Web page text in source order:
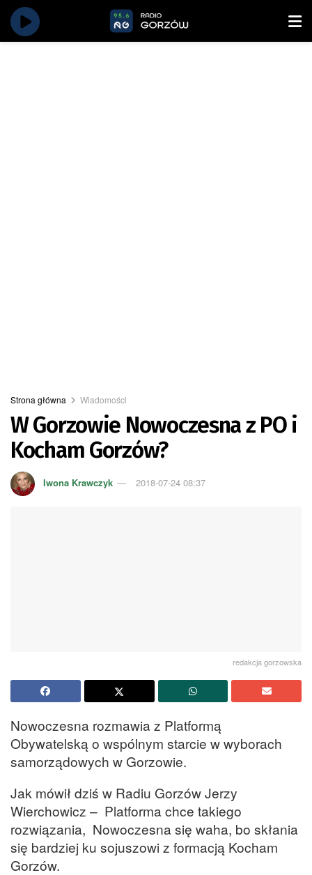
Strona główna Wiadomości
W Gorzowie Nowoczesna z PO i
Kocham Gorzów?
Iwona Krawczyk 2018-07-24 08:37
redakcja gorzowska
Nowoczesna rozmawia z Platformą
Obywatelską o wspólnym starcie w wyborach
samorządowych w Gorzowie.
Jak mówił dziś w Radiu Gorzów Jerzy
Wierchowicz – Platforma chce takiego
rozwiązania, Nowoczesna się waha, bo skłania
się bardziej ku sojuszowi z formacją Kocham
Gorzów.